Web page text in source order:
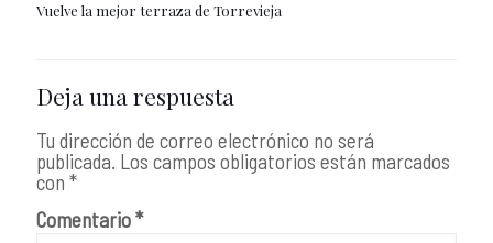
Vuelve la mejor terraza de Torrevieja
Deja una respuesta
Tu dirección de correo electrónico no será
publicada. Los campos obligatorios están marcados
con *
Comentario*